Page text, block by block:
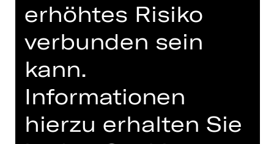
Jedes Jahr gestalten die Mitglieder
der Orchesterakademie ein eigenes
Kammerkonzert im Gluck-Saal des
Zusammensetzung der Akademie bis
zum Konzerttermin ändern wird, kann
hier nur verraten werden, dass unser
Publikum natürlich wie immer ein
schönes und abwechslungsreiches
erhöhtes Risiko
verbunden sein
kann.
Informationen
hierzu erhalten Sie